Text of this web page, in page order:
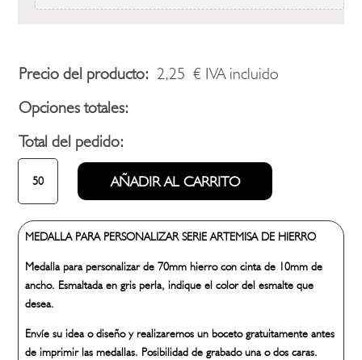
Precio del producto: 2,25€ IVA incluido
Opciones totales:
Total del pedido:
SERIE
ARTEMISA
cantidad
AÑADIR AL CARRITO
MEDALLA PARA PERSONALIZAR SERIE ARTEMISA DE HIERRO
Medalla para personalizar de 70mm hierro con cinta de 10mm de
ancho. Esmaltada en gris perla, indique el color del esmalte que
desea.
Envíe su idea o diseño y realizaremos un boceto gratuitamente antes
de imprimir las medallas. Posibilidad de grabado una o dos caras.